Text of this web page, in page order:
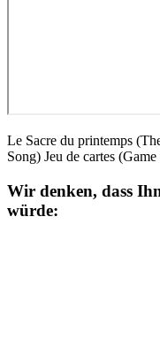
Le Sacre du printemps
Song) Jeu de cartes
Wir denken, dass
würde: